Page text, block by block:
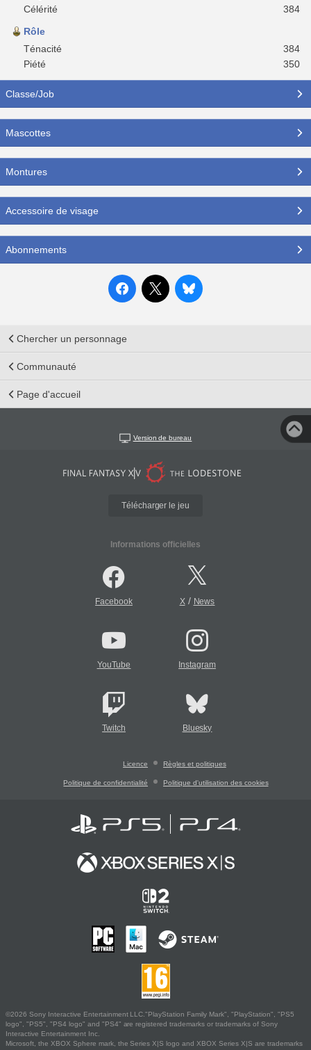
Célérité
384
Rôle
Ténacité
384
Piété
350
Classe/Job
Mascottes
Montures
Accessoire de visage
Abonnements
Chercher un personnage
Communauté
Page d'accueil
Version de bureau
Télécharger le jeu
Informations officielles
Facebook X/ News
YouTube Instagram
Twitch Bluesky
Licence Règles et politiques
Politique de confidentialité Politique d'utilisation des cookies
©2026 Sony Interactive Entertainment LLC."PlayStation Family Mark", "PlayStation", "PS5
logo", "PS5", "PS4 logo" and "PS4" are registered trademarks or trademarks of Sony
Interactive Entertainment Inc.
Microsoft, the XBOX Sphere mark, the Series X|S logo and XBOX Series X|S are trademarks